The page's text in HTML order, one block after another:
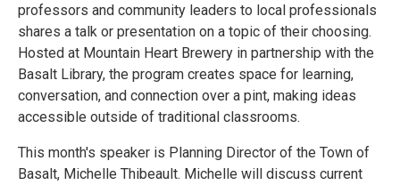
professors and community leaders to local professionals
shares a talk or presentation on a topic of their choosing.
Hosted at Mountain Heart Brewery in partnership with the
Basalt Library, the program creates space for learning,
conversation, and connection over a pint, making ideas
accessible outside of traditional classrooms.
This month's speaker is Planning Director of the Town of
Basalt, Michelle Thibeault. Michelle will discuss current